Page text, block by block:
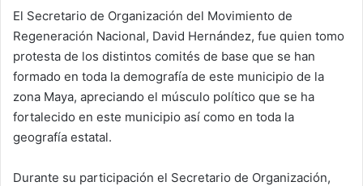
El Secretario de Organización del Movimiento de
Regeneración Nacional, David Hernández, fue quien tomo
protesta de los distintos comités de base que se han
formado en toda la demografía de este municipio de la
zona Maya, apreciando el músculo político que se ha
fortalecido en este municipio así como en toda la
geografía estatal.
Durante su participación el Secretario de Organización,